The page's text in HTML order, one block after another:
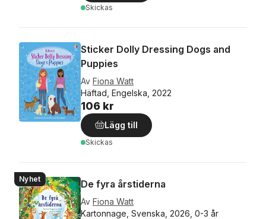
Skickas
Sticker Dolly Dressing Dogs and
Puppies
Av Fiona Watt
Häftad, Engelska, 2022
106 kr
Lägg till
Skickas
Nyhet De fyra årstiderna
Av Fiona Watt
Kartonnage, Svenska, 2026, 0-3 år